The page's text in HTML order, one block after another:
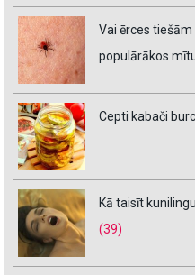
Vai ērces
populārākos
Cepti kabači
Kā taisīt
(39)